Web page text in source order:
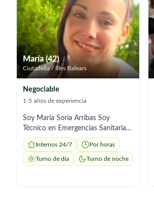
María (42)
Ciutadella / Illes Balears
Negociable
1-5 años de experiencia
Soy María Soria Arribas Soy
Técnico en Emergencias Sanitarias
con formación en Primeros
Auxilios y también Atención
Sociosanitaria para Personas
Internos 24/7 Por horas
Turno de día Turno de noche